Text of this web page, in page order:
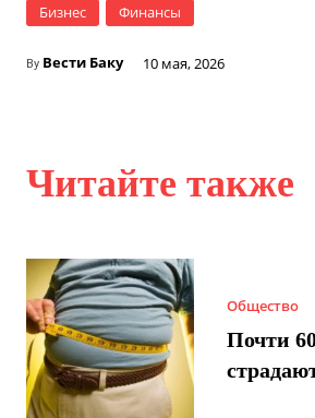
Бизнес Финансы
By Вести Баку 10 мая, 2026
Читайте также
Общество
Почти